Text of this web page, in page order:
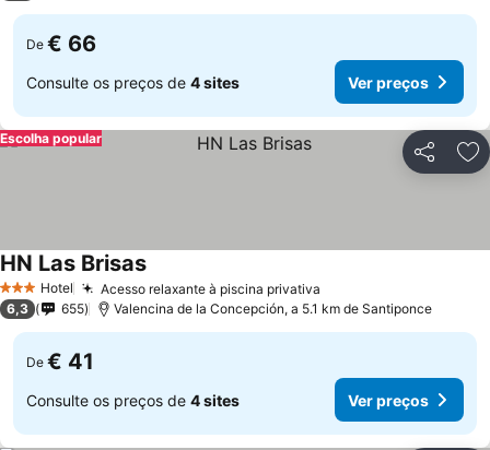
De € 66
Consulte os preços de 4 sites Ver preços
Partilhar
Escolha popular
3 EstrelasHotel Acesso relaxante à piscina privativa
HN Las Brisas
6,3 655 Valencina de la Concepción, a 5.1 km de Santiponce
De € 41
Consulte os preços de 4 sites Ver preços